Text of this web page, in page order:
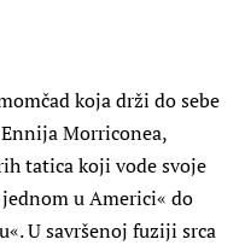
koja drži do sebe
Morriconea,
tatica koji vode svoje
u Americi« do
U savršenoj fuziji srca